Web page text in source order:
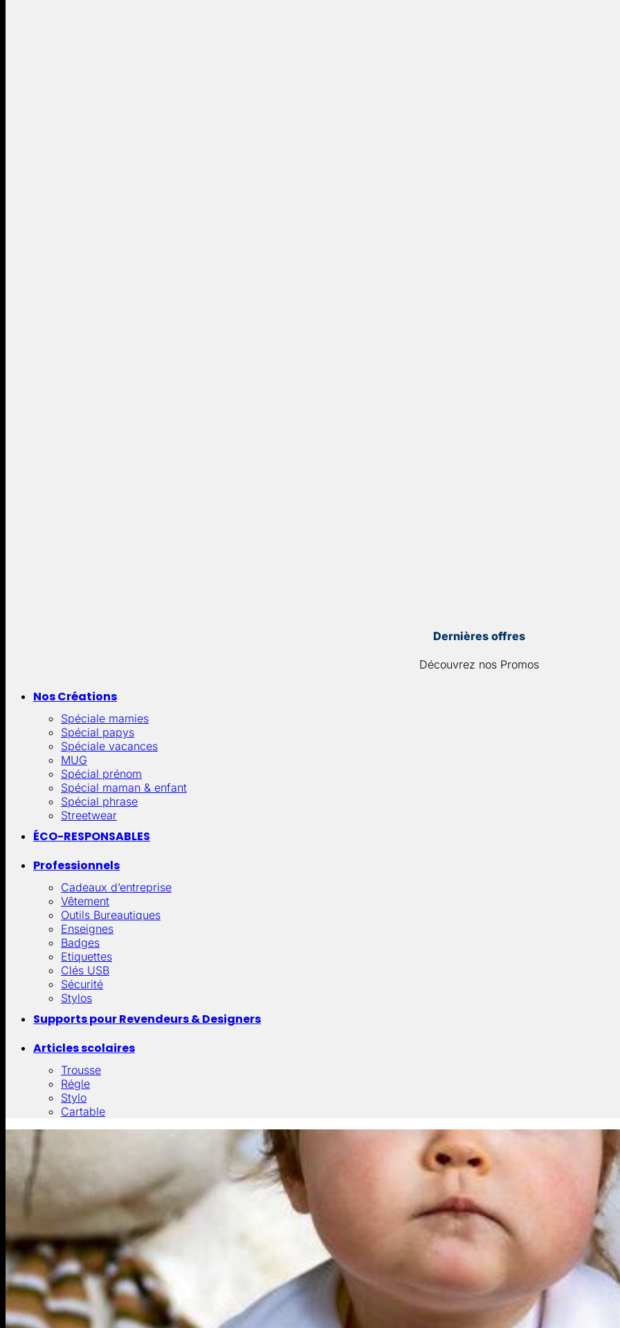
Dernières offres
Découvrez nos Promos
Nos Créations
Spéciale mamies
Spécial papys
Spéciale vacances
MUG
Spécial prénom
Spécial maman & enfant
Spécial phrase
Streetwear
ÉCO-RESPONSABLES
Professionnels
Cadeaux d’entreprise
Vêtement
Outils Bureautiques
Enseignes
Badges
Etiquettes
Clés USB
Sécurité
Stylos
Supports pour Revendeurs & Designers
Articles scolaires
Trousse
Régle
Stylo
Cartable